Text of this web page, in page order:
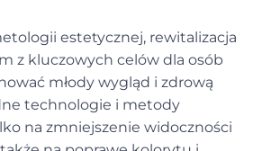
estetycznej, rewitalizacja
z kluczowych celów dla osób
młody wygląd i zdrową
technologie i metody
na zmniejszenie widoczności